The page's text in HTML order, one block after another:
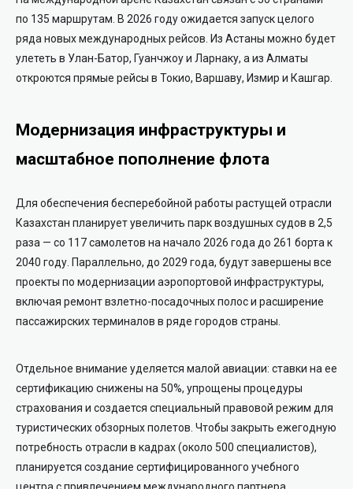
по 135 маршрутам. В 2026 году ожидается запуск целого
ряда новых международных рейсов. Из Астаны можно будет
улететь в Улан-Батор, Гуанчжоу и Ларнаку, а из Алматы
откроются прямые рейсы в Токио, Варшаву, Измир и Кашгар.
Модернизация инфраструктуры и
масштабное пополнение флота
Для обеспечения бесперебойной работы растущей отрасли
Казахстан планирует увеличить парк воздушных судов в 2,5
раза — со 117 самолетов на начало 2026 года до 261 борта к
2040 году. Параллельно, до 2029 года, будут завершены все
проекты по модернизации аэропортовой инфраструктуры,
включая ремонт взлетно-посадочных полос и расширение
пассажирских терминалов в ряде городов страны.
Отдельное внимание уделяется малой авиации: ставки на ее
сертификацию снижены на 50%, упрощены процедуры
страхования и создается специальный правовой режим для
туристических обзорных полетов. Чтобы закрыть ежегодную
потребность отрасли в кадрах (около 500 специалистов),
планируется создание сертифицированного учебного